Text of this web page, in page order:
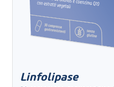
Linfolipase